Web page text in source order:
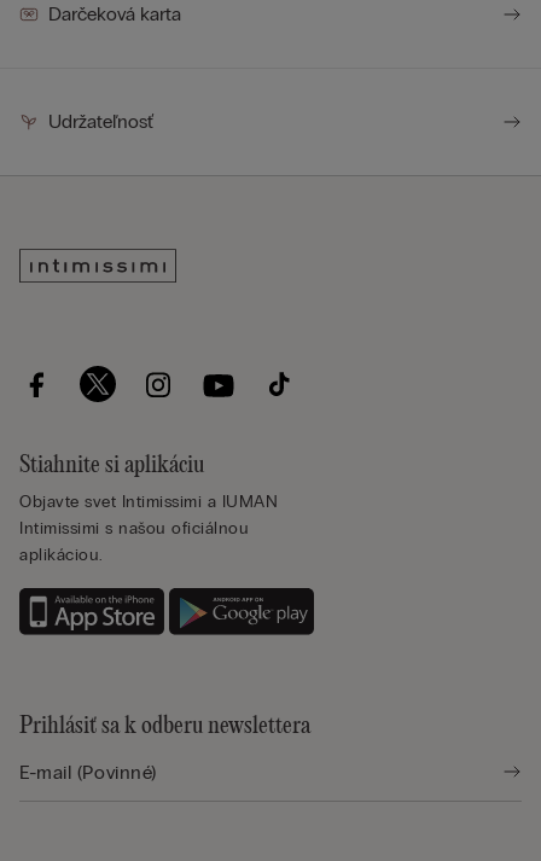
Darčeková karta
Udržateľnosť
Stiahnite si aplikáciu
Objavte svet Intimissimi a IUMAN
Intimissimi s našou oficiálnou
aplikáciou.
Prihlásiť sa k odberu newslettera